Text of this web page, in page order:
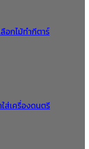
ลือกไม้ทำกีตาร์
ส่เครื่องดนตรี